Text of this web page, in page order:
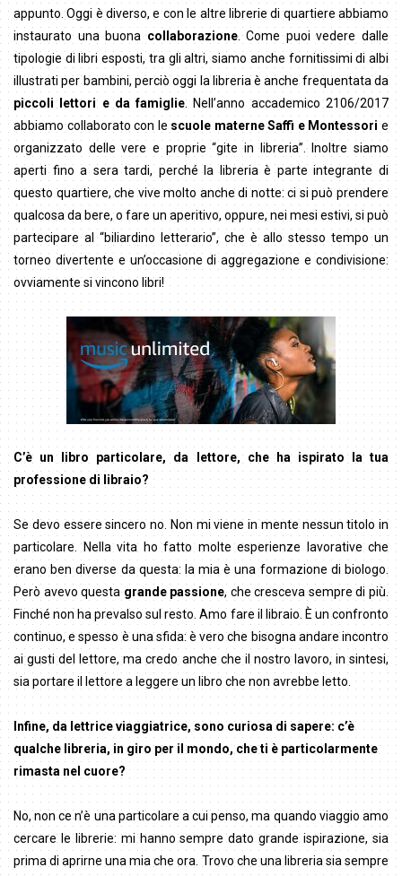
appunto. Oggi è diverso, e con le altre librerie di quartiere abbiamo
instaurato una buona collaborazione. Come puoi vedere dalle
tipologie di libri esposti, tra gli altri, siamo anche fornitissimi di albi
illustrati per bambini, perciò oggi la libreria è anche frequentata da
piccoli lettori e da famiglie. Nell’anno accademico 2106/2017
abbiamo collaborato con lescuole materne Saffi e Montessorie
organizzato delle vere e proprie “gite in libreria”. Inoltre siamo
aperti fino a sera tardi, perché la libreria è parte integrante di
questo quartiere, che vive molto anche di notte: ci si può prendere
qualcosa da bere, o fare un aperitivo, oppure, nei mesi estivi, si può
partecipare al “biliardino letterario”, che è allo stesso tempo un
torneo divertente e un’occasione di aggregazione e condivisione:
ovviamente si vincono libri!
C’è un libro particolare, da lettore, che ha ispirato la tua
professione di libraio?
Se devo essere sincero no. Non mi viene in mente nessun titolo in
particolare. Nella vita ho fatto molte esperienze lavorative che
erano ben diverse da questa: la mia è una formazione di biologo.
Però avevo questagrande passione, che cresceva sempre di più.
Finché non ha prevalso sul resto. Amo fare il libraio. È un confronto
continuo, e spesso è una sfida: è vero che bisogna andare incontro
ai gusti del lettore, ma credo anche che il nostro lavoro, in sintesi,
sia portare il lettore a leggere un libro che non avrebbe letto.
Infine, da lettrice viaggiatrice, sono curiosa di sapere: c’è
qualche libreria, in giro per il mondo, che ti è particolarmente
rimasta nel cuore?
No, non ce n’è una particolare a cui penso, ma quando viaggio amo
cercare le librerie: mi hanno sempre dato grande ispirazione, sia
prima di aprirne una mia che ora. Trovo che una libreria sia sempre